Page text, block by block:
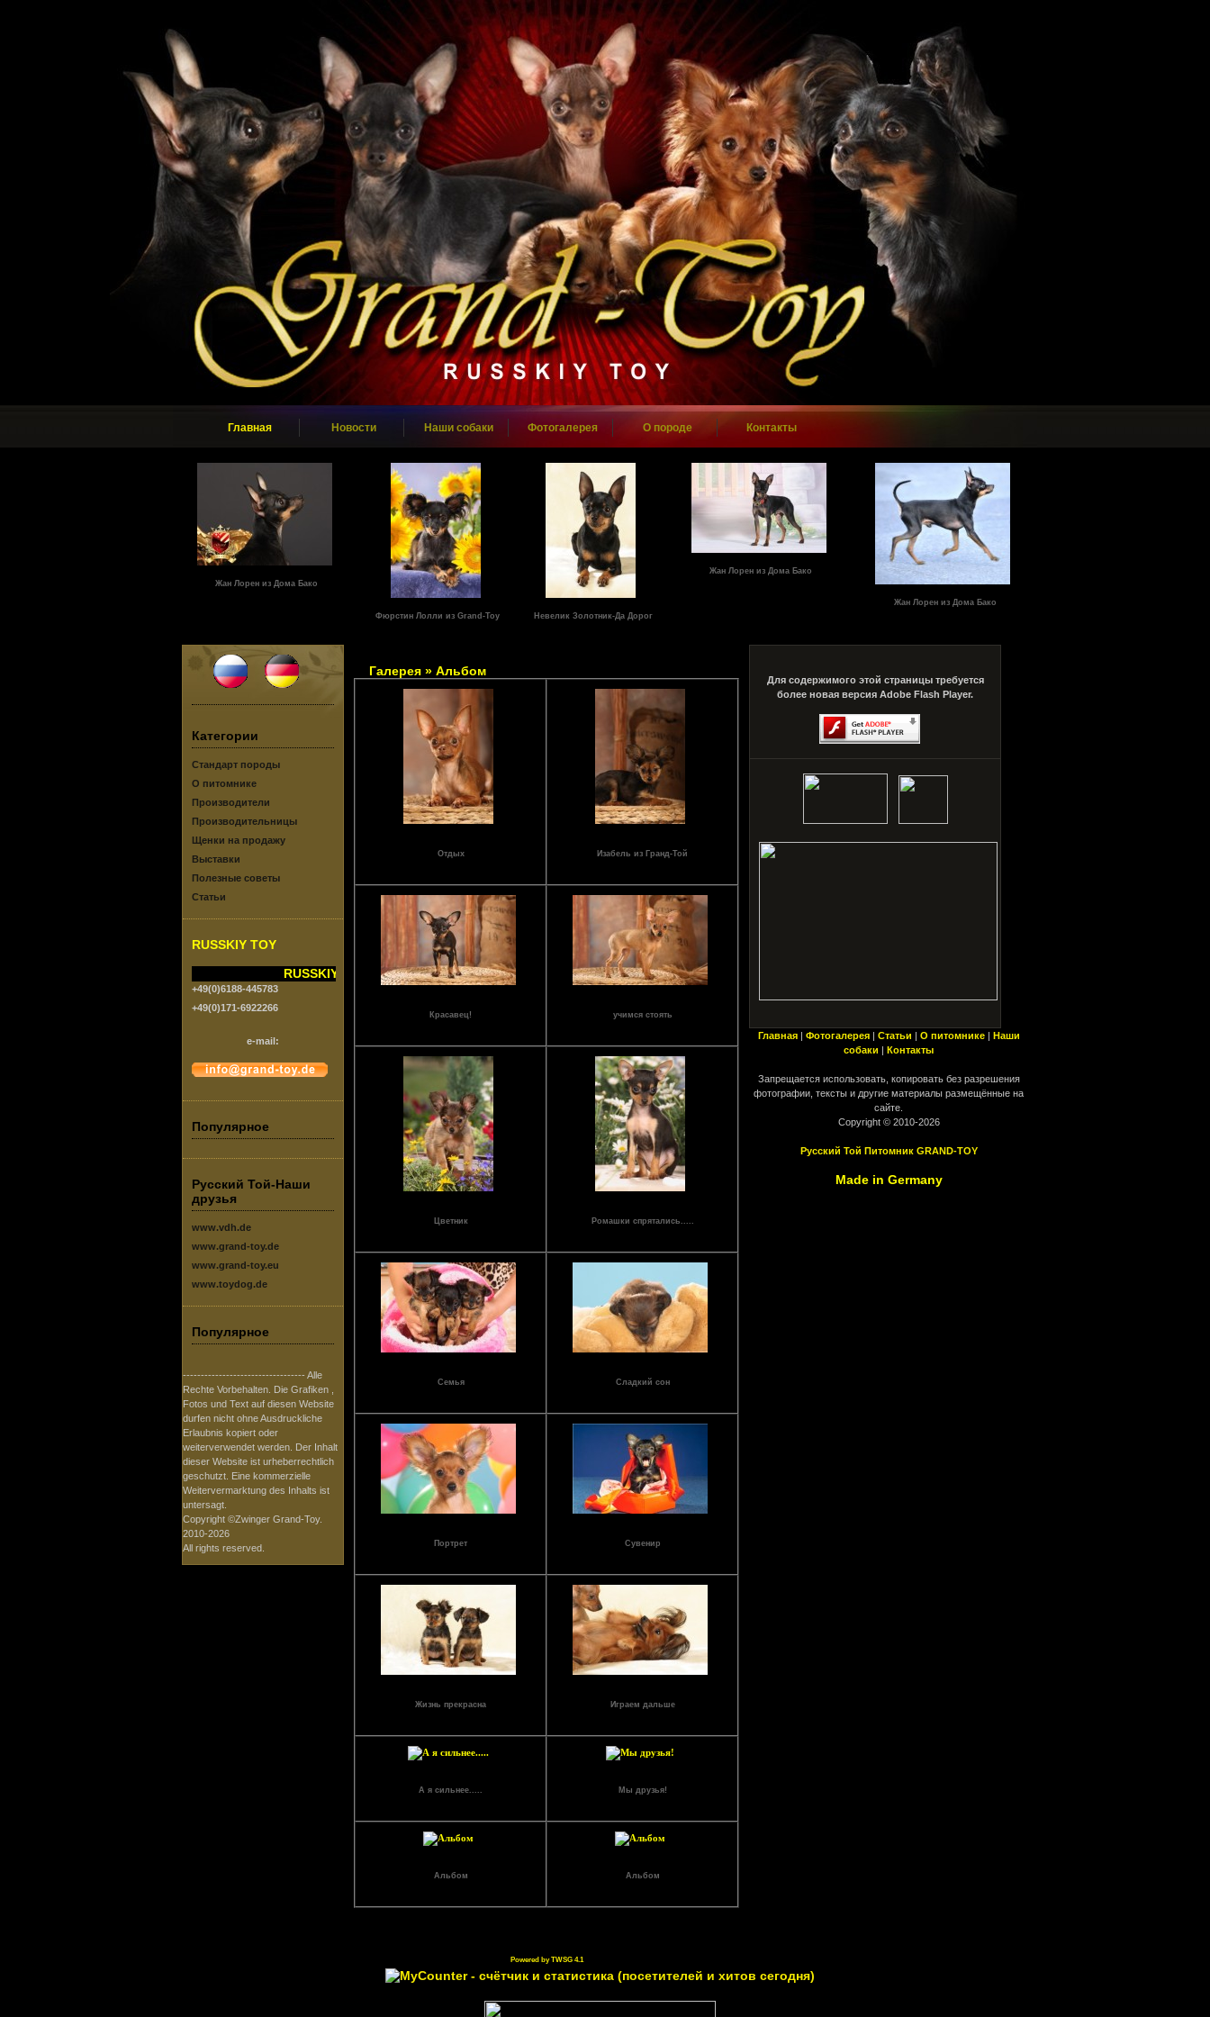
Главная Новости Наши собаки Фотогалерея О породе Контакты
Жан Лорен из Дома Бако
Фюрстин Лолли из Grand-Toy Невелик Золотник-Да Дорог
Жан Лорен из Дома Бако
Жан Лорен из Дома Бако
Категории
Стандарт породы
О питомнике
Производители
Производительницы
Щенки на продажу
Выставки
Полезные советы
Статьи
RUSSKIY TOY
RUSSKIY TOY vom Grand-Toy.FCI/VDH
+49(0)6188-445783
+49(0)171-6922266
e-mail:
Популярное
Русский Той-Наши
друзья
www.vdh.de
www.grand-toy.de
www.grand-toy.eu
www.toydog.de
Популярное
---------------------------------- Alle
Rechte Vorbehalten. Die Grafiken ,
Fotos und Text auf diesen Website
durfen nicht ohne Ausdruckliche
Erlaubnis kopiert oder
weiterverwendet werden. Der Inhalt
dieser Website ist urheberrechtlich
geschutzt. Eine kommerzielle
Weitervermarktung des Inhalts ist
untersagt.
Copyright ©Zwinger Grand-Toy.
2010-2026
All rights reserved.
Галерея » Альбом
Отдых
Изабель из Гранд-Той
Красавец!
учимся стоять
Цветник
Ромашки спрятались.....
Семья
Сладкий сон
Портрет
Сувенир
Жизнь прекрасна
Играем дальше
А я сильнее.....
Мы друзья!
Альбом
Альбом
Powered by TWSG 4.1
Для содержимого этой страницы требуется
более новая версия Adobe Flash Player.
Главная| Фотогалерея| Статьи | О питомнике | Наши
собаки | Контакты
Запрещается использовать, копировать без разрешения
фотографии, тексты и другие материалы размещённые на
сайте.
Copyright © 2010-2026
Русский Той Питомник GRAND-TOY
Made in Germany